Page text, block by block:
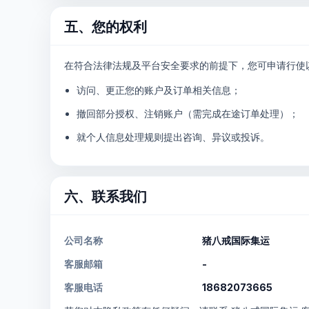
五、您的权利
在符合法律法规及平台安全要求的前提下，您可申请行使
访问、更正您的账户及订单相关信息；
撤回部分授权、注销账户（需完成在途订单处理）；
就个人信息处理规则提出咨询、异议或投诉。
六、联系我们
公司名称
猪八戒国际集运
客服邮箱
-
客服电话
18682073665